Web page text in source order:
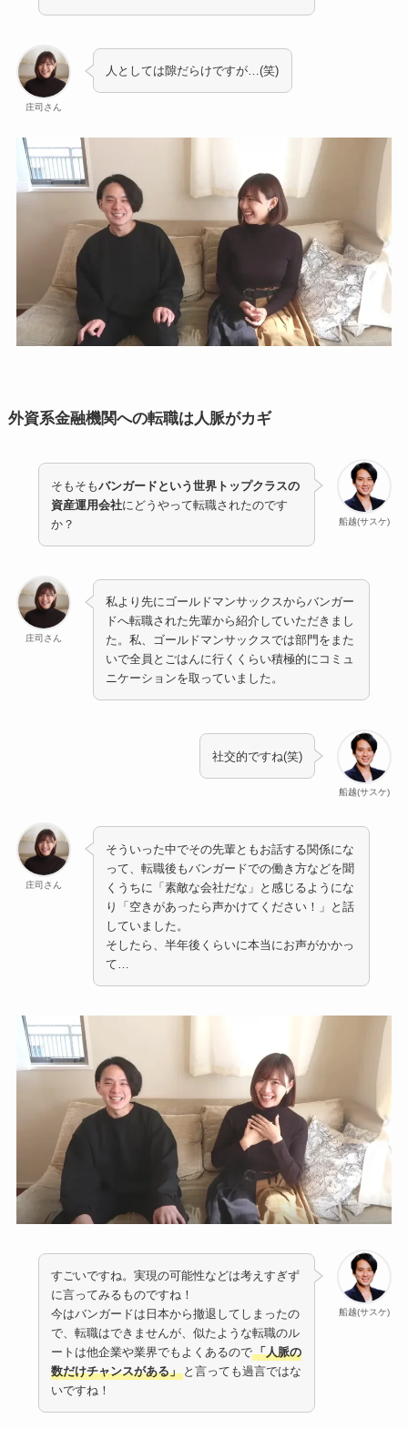
庄司さん
人としては隙だらけですが…(笑)
外資系金融機関への転職は人脈がカギ
船越(サスケ)
そもそもバンガードという世界トップクラスの
資産運用会社にどうやって転職されたのです
か？
庄司さん
私より先にゴールドマンサックスからバンガー
ドへ転職された先輩から紹介していただきまし
た。私、ゴールドマンサックスでは部門をまた
いで全員とごはんに行くくらい積極的にコミュ
ニケーションを取っていました。
船越(サスケ)
社交的ですね(笑)
庄司さん
そういった中でその先輩ともお話する関係にな
って、転職後もバンガードでの働き方などを聞
くうちに「素敵な会社だな」と感じるようにな
り「空きがあったら声かけてください！」と話
していました。
そしたら、半年後くらいに本当にお声がかかっ
て…
船越(サスケ)
すごいですね。実現の可能性などは考えすぎず
に言ってみるものですね！
今はバンガードは日本から撤退してしまったの
で、転職はできませんが、似たような転職のル
ートは他企業や業界でもよくあるので「人脈の
数だけチャンスがある」 と言っても過言ではな
いですね！